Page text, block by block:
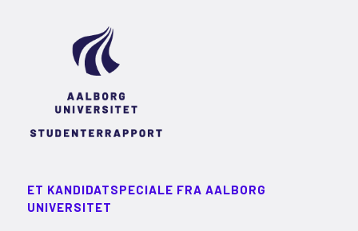
ET KANDIDATSPECIALE FRA AALBORG
UNIVERSITET